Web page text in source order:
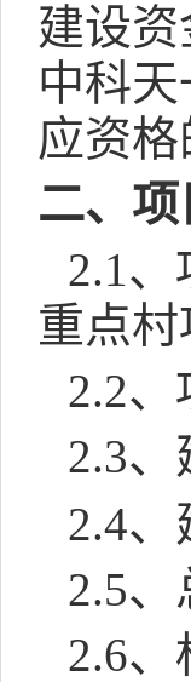
建设
中科
应资
二、
2.1、
重点村
2.2、
2.3、
2.4、
2.5、
2.6、